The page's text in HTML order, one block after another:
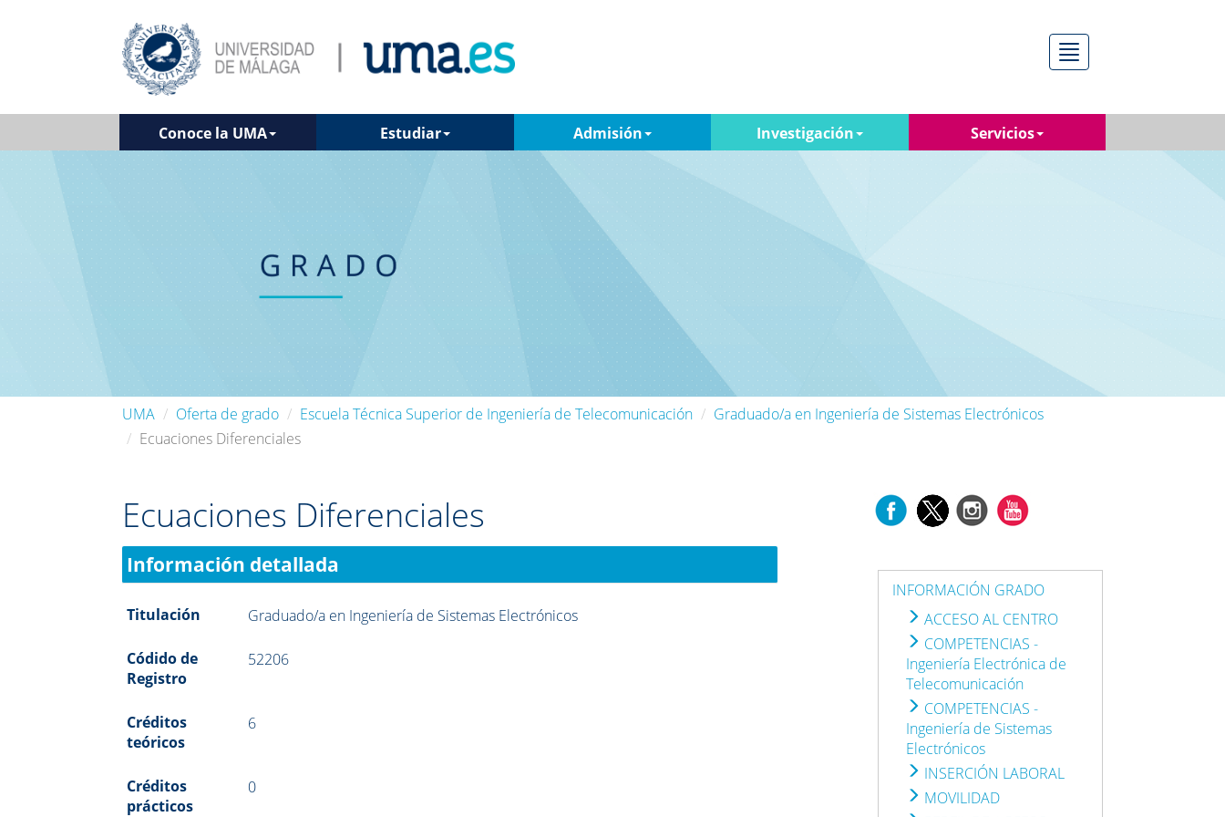
Menú
Conoce la UMA Estudiar Admisión Investigación Servicios
UMA Oferta de grado Escuela Técnica Superior de Ingeniería de Telecomunicación
Graduado/a en Ingeniería de Sistemas Electrónicos
Ecuaciones Diferenciales
Ecuaciones Diferenciales
Información detallada
Titulación Graduado/a en Ingeniería de Sistemas Electrónicos
Códido de
Registro
52206
Créditos
teóricos
6
Créditos
prácticos
0
INFORMACIÓN GRADO
ACCESO AL CENTRO
COMPETENCIAS -
Ingeniería Electrónica de
Telecomunicación
COMPETENCIAS -
Ingeniería de Sistemas
Electrónicos
INSERCIÓN LABORAL
MOVILIDAD